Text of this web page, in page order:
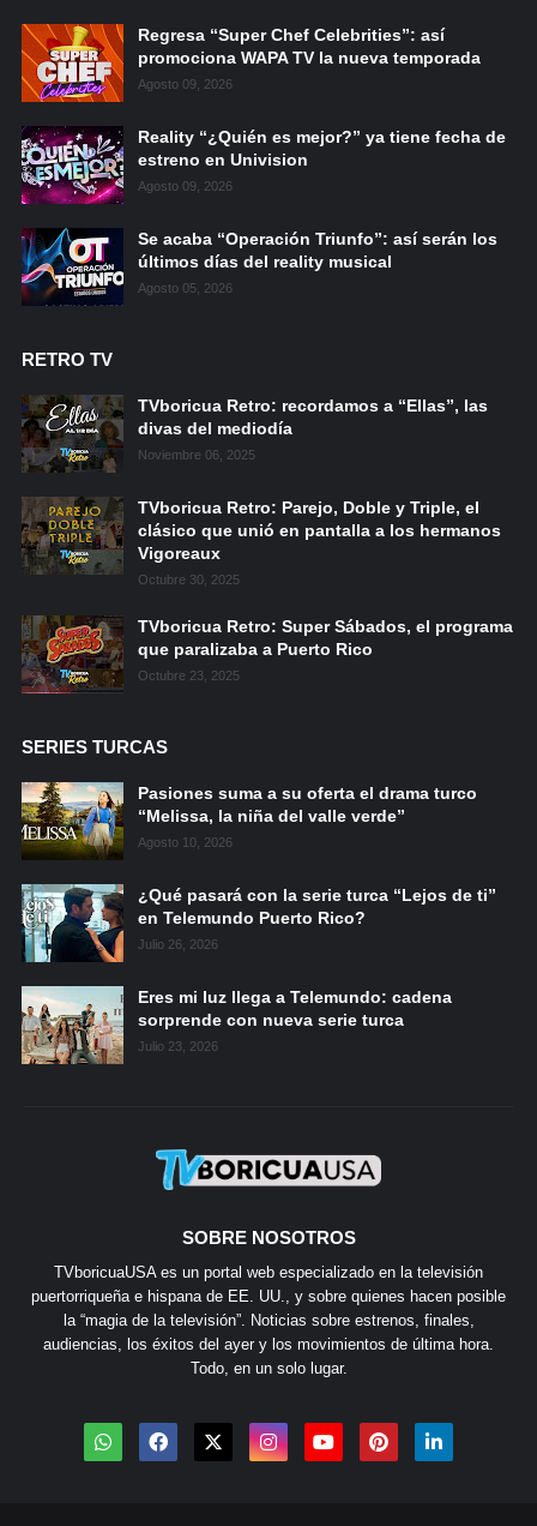
Regresa “Super Chef Celebrities”: así
promociona WAPA TV la nueva temporada
Agosto 09, 2026
Reality “¿Quién es mejor?” ya tiene fecha de
estreno en Univision
Agosto 09, 2026
Se acaba “Operación Triunfo”: así serán los
últimos días del reality musical
Agosto 05, 2026
RETRO TV
TVboricua Retro: recordamos a “Ellas”, las
divas del mediodía
Noviembre 06, 2025
TVboricua Retro: Parejo, Doble y Triple, el
clásico que unió en pantalla a los hermanos
Vigoreaux
Octubre 30, 2025
TVboricua Retro: Super Sábados, el programa
que paralizaba a Puerto Rico
Octubre 23, 2025
SERIES TURCAS
Pasiones suma a su oferta el drama turco
“Melissa, la niña del valle verde”
Agosto 10, 2026
¿Qué pasará con la serie turca “Lejos de ti”
en Telemundo Puerto Rico?
Julio 26, 2026
Eres mi luz llega a Telemundo: cadena
sorprende con nueva serie turca
Julio 23, 2026
SOBRE NOSOTROS
TVboricuaUSA es un portal web especializado en la televisión
puertorriqueña e hispana de EE. UU., y sobre quienes hacen posible
la “magia de la televisión”. Noticias sobre estrenos, finales,
audiencias, los éxitos del ayer y los movimientos de última hora.
Todo, en un solo lugar.